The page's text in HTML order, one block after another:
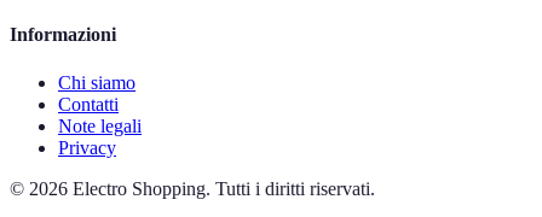
Informazioni
Chi siamo
Contatti
Note legali
Privacy
© 2026 Electro Shopping. Tutti i diritti riservati.